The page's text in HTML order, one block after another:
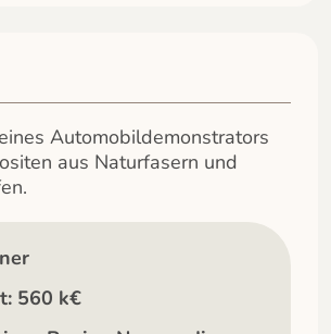
Automobildemonstrators
aus Naturfasern und
560 k€